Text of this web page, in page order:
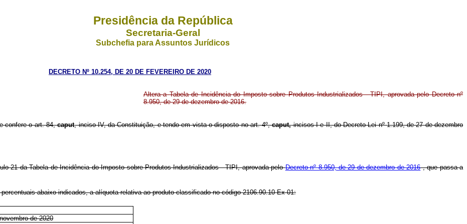
Presidência da República
Secretaria-Geral
Subchefia para Assuntos Jurídicos
DECRETO Nº 10.254, DE 20 DE FEVEREIRO DE 2020
Altera a Tabela de Incidência do Imposto sobre Produtos Industrializados - TIPI, aprovada pelo Decreto nº
8.950, de 29 de dezembro de 2016.
confere o art. 84,caput, inciso IV, da Constituição, e tendo em vista o disposto no art. 4º,caput,incisos I e II, do Decreto-Lei nº 1.199, de 27 de dezembro
21 da Tabela de Incidência do Imposto sobre Produtos Industrializados - TIPI, aprovada peloDecreto nº 8.950, de 29 de dezembro de 2016, que passa a
abaixo indicados, a alíquota relativa ao produto classificado no código 2106.90.10 Ex 01:
de 2020